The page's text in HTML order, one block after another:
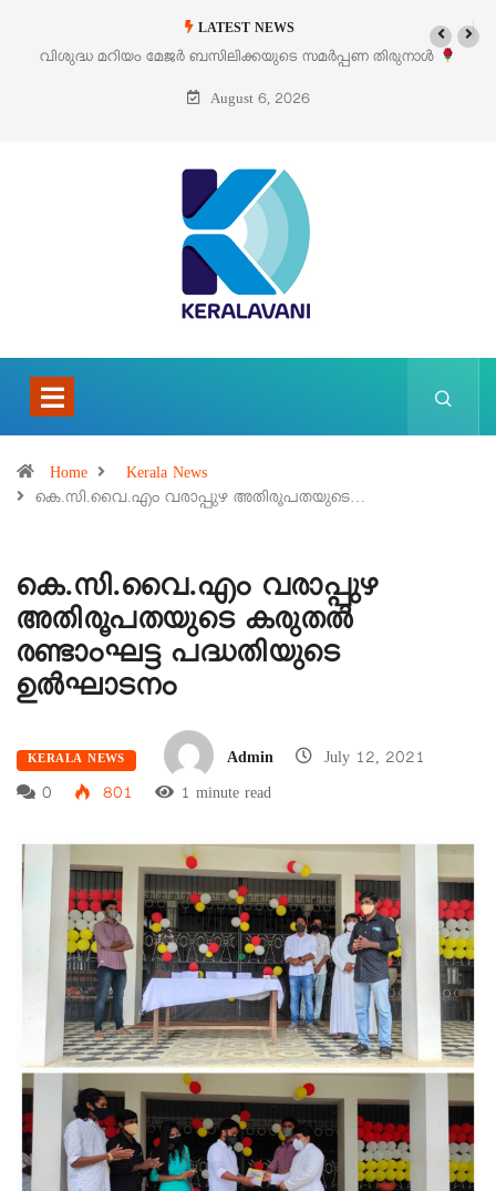
LATEST NEWS
‘പെറ്റൽസ്’ ലൈഫ് സ്റ്റൈൽ എക്സിബിഷനും സെയിലും
പെരുമാനൂരിൽ
August 6, 2026
Home
Kerala News
കെ.സി.വൈ.എം വരാപ്പുഴ അതിരൂപതയുടെ…
കെ.സി.വൈ.എം വരാപ്പുഴ
അതിരൂപതയുടെ കരുതൽ
രണ്ടാംഘട്ട പദ്ധതിയുടെ
ഉൽഘാടനം
KERALA NEWS Admin
July 12, 2021
0
801 1 minute read